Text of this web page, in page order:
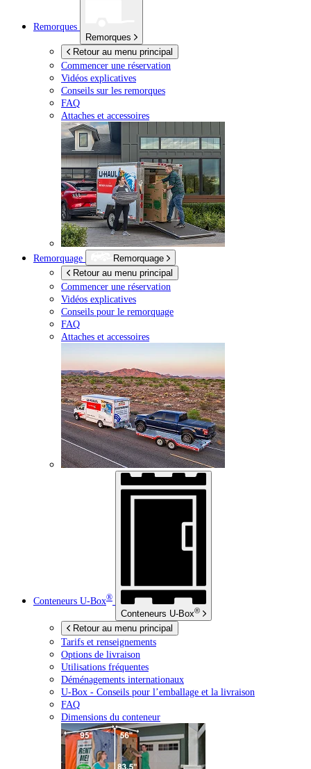
Remorques
Remorques
Retour au menu principal
Commencer une réservation
Vidéos explicatives
Conseils sur les remorques
FAQ
Attaches et accessoires
Remorquage
Remorquage
Retour au menu principal
Commencer une réservation
Vidéos explicatives
Conseils pour le remorquage
FAQ
Attaches et accessoires
Conteneurs U-Box®
Conteneurs U-Box®
Retour au menu principal
Tarifs et renseignements
Options de livraison
Utilisations fréquentes
Déménagements internationaux
U-Box - Conseils pour l’emballage et la livraison
FAQ
Dimensions du conteneur